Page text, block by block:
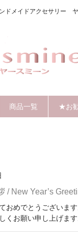
ドメイドアクセサリー
商品一覧 ★お
/ New Year’s
おめでとうございま
くお願い申し上げま